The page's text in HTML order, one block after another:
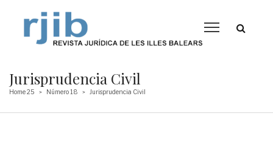
Jurisprudencia Civil
Home 25 > Número 18 > Jurisprudencia Civil